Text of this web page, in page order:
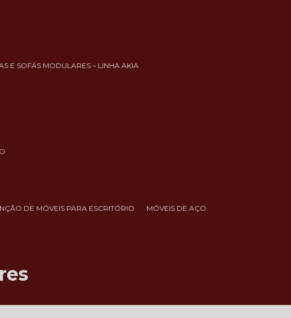
E SOFÁS MODULARES – LINHA AKIA
DE MÓVEIS PARA ESCRITÓRIO MÓVEIS DE AÇO